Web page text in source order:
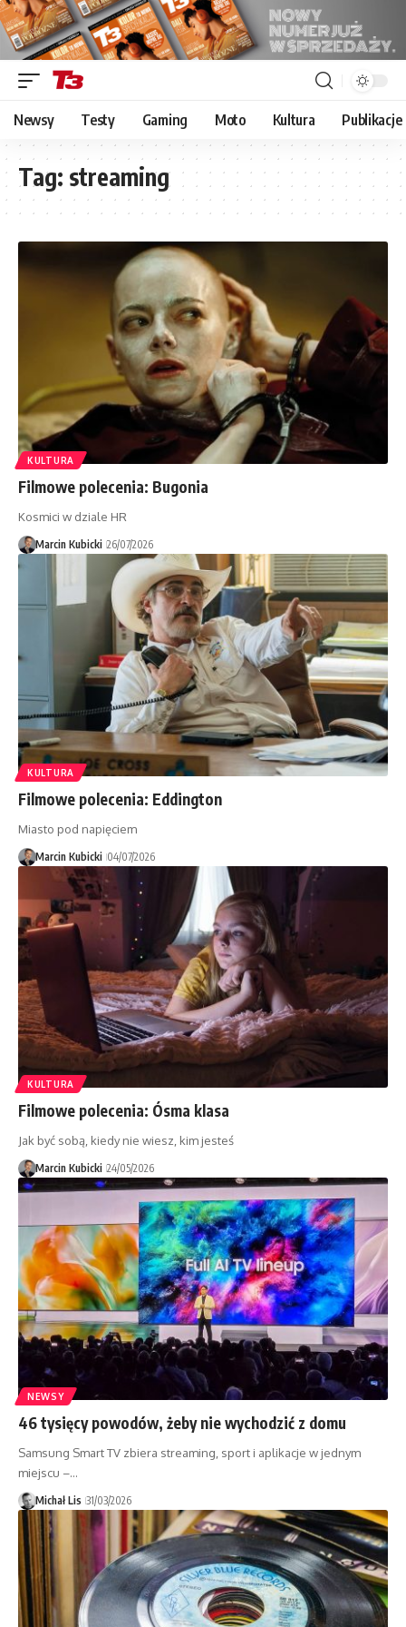
Newsy Testy Gaming Moto Kultura Publikacje
Tag: streaming
KULTURA
Filmowe polecenia: Bugonia
Kosmici w dziale HR
Marcin Kubicki 26/07/2026
KULTURA
Filmowe polecenia: Eddington
Miasto pod napięciem
Marcin Kubicki 04/07/2026
KULTURA
Filmowe polecenia: Ósma klasa
Jak być sobą, kiedy nie wiesz, kim jesteś
Marcin Kubicki 24/05/2026
NEWSY
46 tysięcy powodów, żeby nie wychodzić z domu
Samsung Smart TV zbiera streaming, sport i aplikacje w jednym
miejscu –…
Michał Lis 31/03/2026